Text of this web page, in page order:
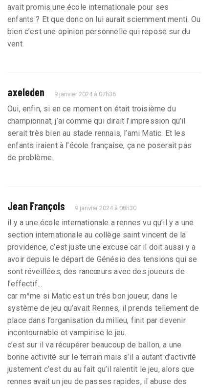
avait promis une école internationale pour ses
enfants ? Et que donc on lui aurait sciemment menti. Ou
bien c’est une opinion personnelle qui repose sur du
vent.
axeleden 9 janvier 2024 à 07h36
Oui, enfin, si en ce moment on était troisième du
championnat, j’ai comme qui dirait l’impression qu’il
serait très bien au stade rennais, l’ami Matic. Et les
enfants iraient à l’école française, ça ne poserait pas
de problème.
Jean François 9 janvier 2024 à 08h30
il y a une école internationale a rennes vu qu’il y a une
section internationale au collège saint vincent de la
providence, c’est juste une excuse car il doit aussi y a
avoir depuis le départ de Génésio des tensions qui se
sont réveillées, des rancœurs avec des joueurs de
l’effectif...
car m^me si Matic est un trés bon joueur, dans le
système de jeu qu’avait Rennes, il prends tellement de
place dans l’organisation du milieu, finit par devenir
incontournable et vampirise le jeu.
c’est sur il va récupérer beaucoup de ballon, a une
bonne activité sur le terrain mais s’il a autant d’activité
justement c’est du au fait qu’il ralentit le jeu, alors que
rennes avait un jeu de passes rapides, il abuse des